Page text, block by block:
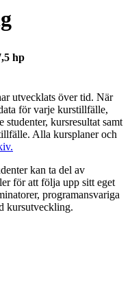
hp
utvecklats över tid. När
för varje kurstillfälle,
kursresultat samt
Alla kursplaner och
.
kan ta del av
för att följa upp sitt eget
programansvariga
kursutveckling.